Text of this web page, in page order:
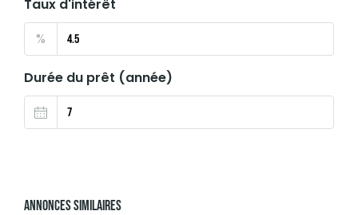
Taux d'intérêt
%
Durée du prêt (année)
Annonces Similaires